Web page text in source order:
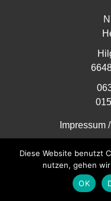
Impressum /
Copyright © 2025
Diese Website benutzt
nutzen, gehen
OK